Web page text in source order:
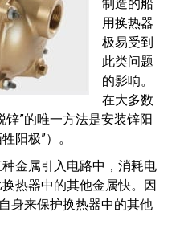
制造的船
用换热器
极易受到
此类问题
的影响。
在大多数
锌”的唯一方法是安装锌阳
阳极”）。
金属引入电路中，消耗电
热器中的其他金属快。因
身来保护换热器中的其他